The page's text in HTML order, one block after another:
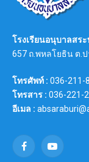
โรงเรียนอนุบาลสร
657 ถ.พหลโยธิน ต.ป
โทรศัพท์ : 036-211-
โทรสาร : 036-221-
อีเมล :
FacebookYouTube